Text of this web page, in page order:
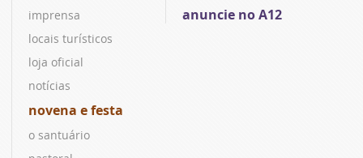
imprensa
locais turísticos
loja oficial
notícias
novena e festa
o santuário
anuncie no A12